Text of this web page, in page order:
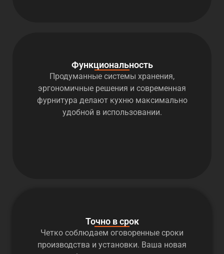
Функциональность
Продуманные системы хранения,
эргономичные решения и современная
фурнитура делают кухню максимально
удобной в использовании.
Точно в срок
Четко соблюдаем оговоренные сроки
производства и установки. Ваша новая